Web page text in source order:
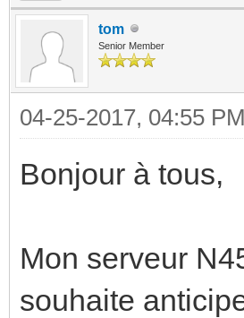
tom
Senior Member
04-25-2017, 04:55 PM
Bonjour à tous,
Mon serveur
souhaite